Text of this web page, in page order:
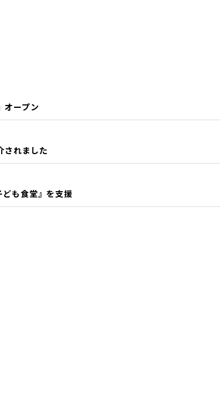
ープン
されました
も食堂』を支援